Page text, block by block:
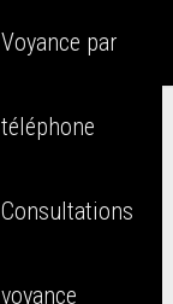
Voyance par
téléphone
Consultations
voyance